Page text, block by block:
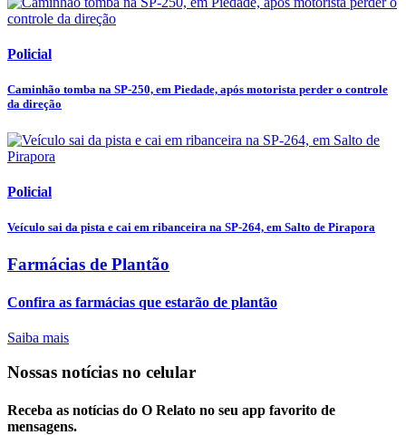
Policial
Caminhão tomba na SP-250, em Piedade, após motorista perder o controle
da direção
Policial
Veículo sai da pista e cai em ribanceira na SP-264, em Salto de Pirapora
Farmácias de Plantão
Confira as farmácias que estarão de plantão
Saiba mais
Nossas notícias no celular
Receba as notícias do O Relato no seu app favorito de
mensagens.